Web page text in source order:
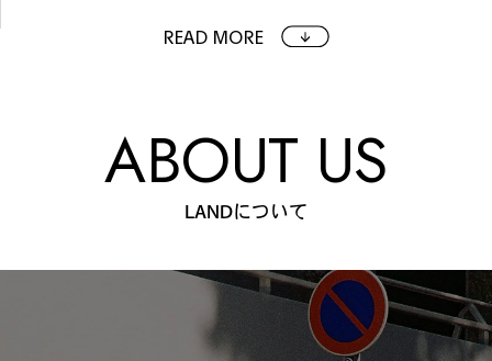
READ MORE
ABOUT US
LANDについて